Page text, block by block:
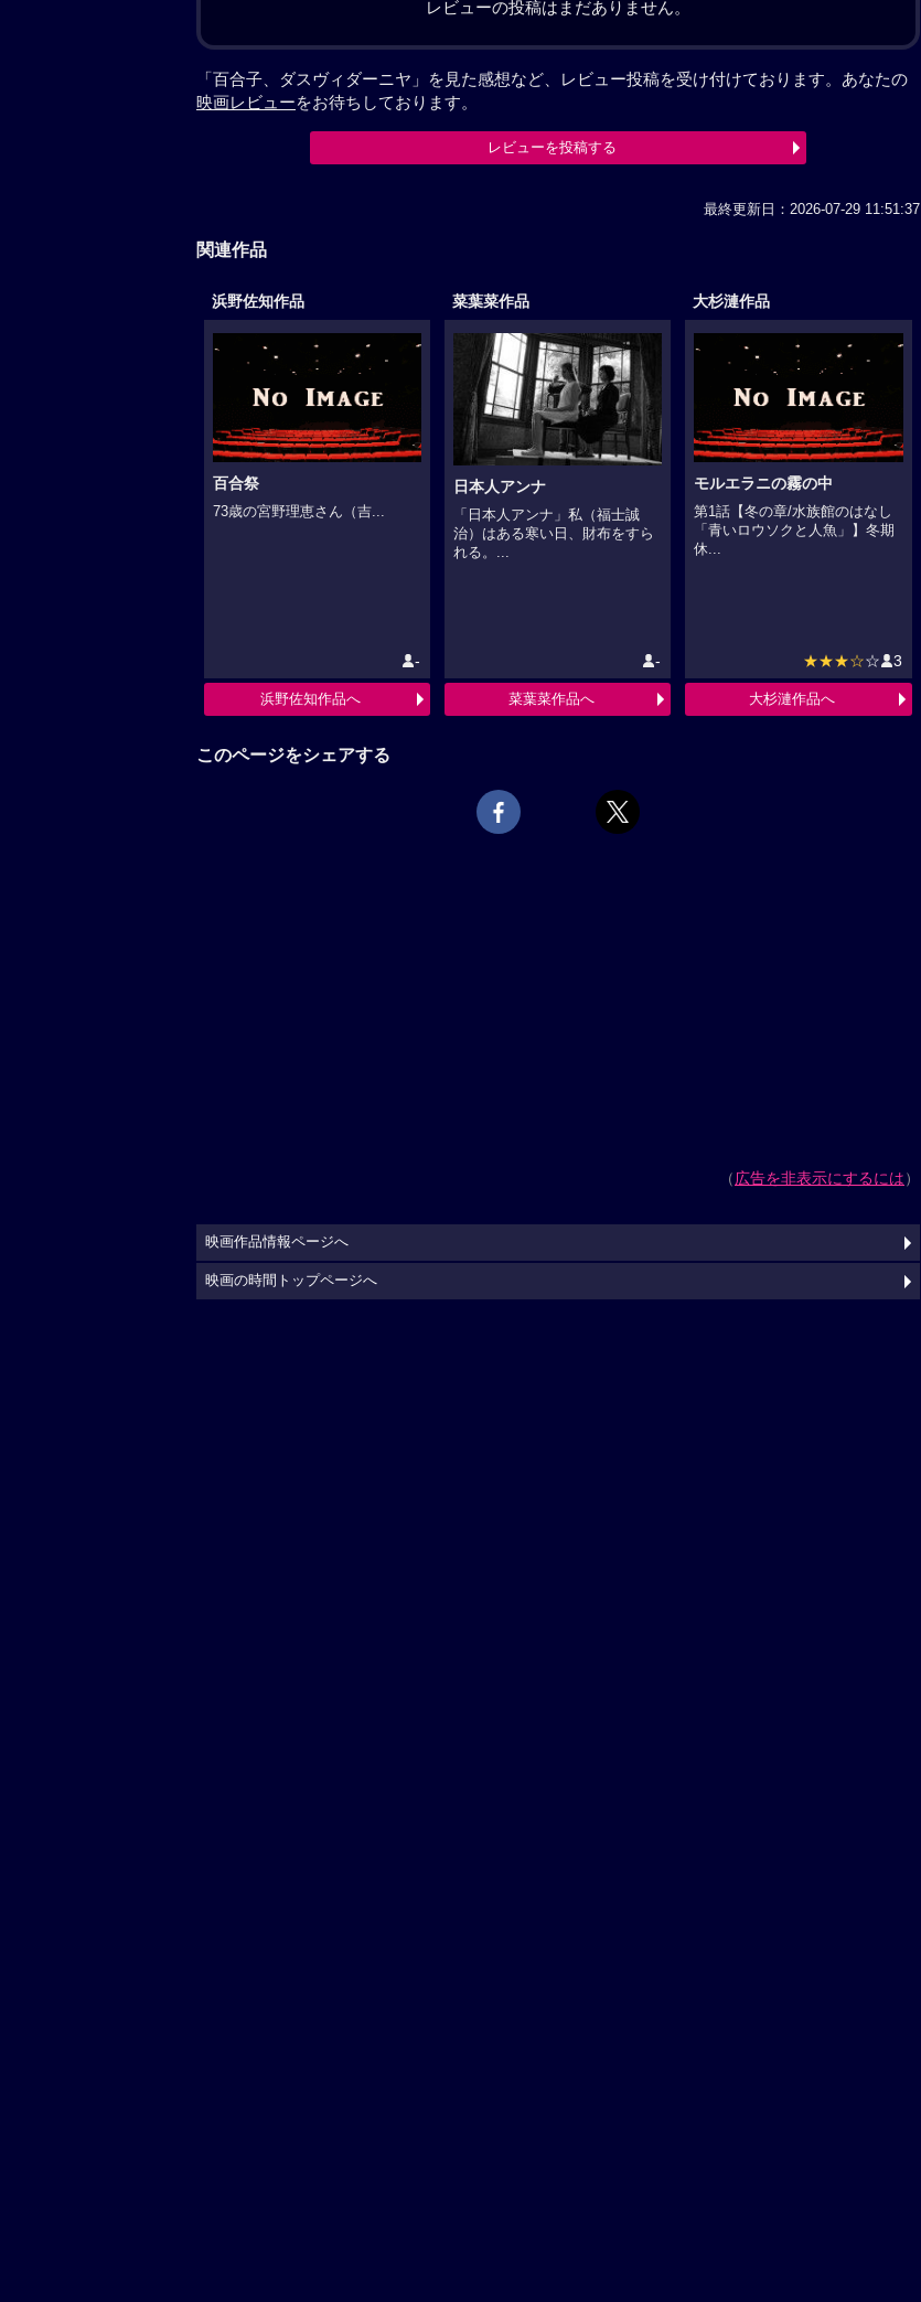
レビューの投稿はまだありません。
「百合子、ダスヴィダーニヤ」を見た感想など、レビュー投稿を受け付けております。あなたの
映画レビューをお待ちしております。
レビューを投稿する
最終更新日：2026-07-29 11:51:37
関連作品
浜野佐知作品
百合祭
73歳の宮野理恵さん（吉...
-
浜野佐知作品へ
菜葉菜作品
日本人アンナ
「日本人アンナ」私（福士誠
治）はある寒い日、財布をすら
れる。...
-
菜葉菜作品へ
大杉漣作品
モルエラニの霧の中
第1話【冬の章/水族館のはなし
「青いロウソクと人魚」】冬期
休...
★★★☆☆ 3
大杉漣作品へ
このページをシェアする
（広告を非表示にするには）
映画作品情報ページへ
映画の時間トップページへ